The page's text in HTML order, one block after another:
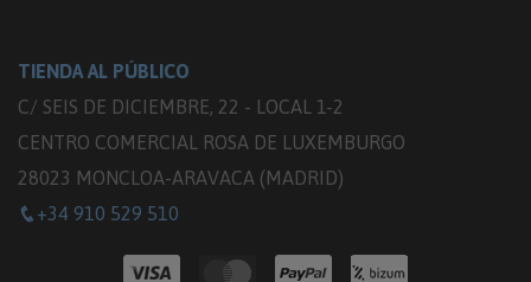
TIENDA AL PÚBLICO
C/ SEIS DE DICIEMBRE, 22 - LOCAL 1-2
CENTRO COMERCIAL ROSA DE LUXEMBURGO
28023 MONCLOA-ARAVACA (MADRID)
+34 910 529 510